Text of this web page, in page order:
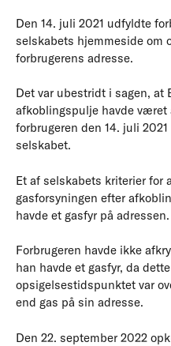
Den 14. juli 2021 udfyldte
selskabets hjemmeside om
forbrugerens adresse.
Det var ubestridt i sagen, at
afkoblingspulje havde været
forbrugeren den 14. juli
selskabet.
Et af selskabets kriterier for
gasforsyningen efter
havde et gasfyr på adressen.
Forbrugeren havde ikke
han havde et gasfyr, da
opsigelsestidspunktet var
end gas på sin adresse.
Den 22. september 2022